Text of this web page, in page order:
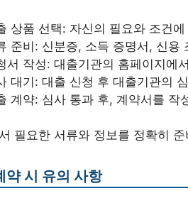
상품 선택: 자신의 필요와 조건
준비: 신분증, 소득 증명서, 신용
서 작성: 대출기관의 홈페이지에
대기: 대출 신청 후 대출기관의
계약: 심사 통과 후, 계약서를 작
필요한 서류와 정보를 정확히
약 시 유의 사항